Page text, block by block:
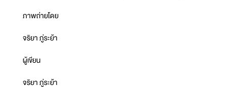
ภาพถ่ายโดย
จริยา ภู่ระย้า
ผู้เขียน
จริยา ภู่ระย้า